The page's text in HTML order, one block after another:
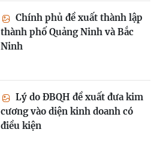
Chính phủ đề xuất thành lập
thành phố Quảng Ninh và Bắc
Ninh
Lý do ĐBQH đề xuất đưa kim
cương vào diện kinh doanh có
điều kiện